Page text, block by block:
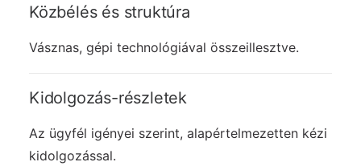
Közbélés és struktúra
Vásznas, gépi technológiával összeillesztve.
Kidolgozás-részletek
Az ügyfél igényei szerint, alapértelmezetten kézi
kidolgozással.